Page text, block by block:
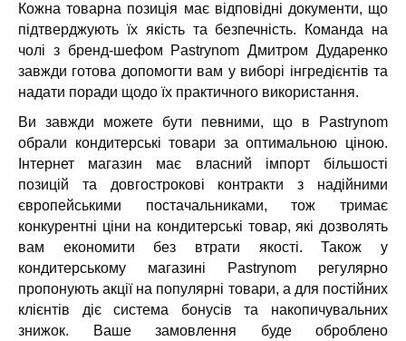
Кожна товарна позиція має відповідні документи, що
підтверджують їх якість та безпечність. Команда на
чолі з бренд-шефом Pastrynom Дмитром Дударенко
завжди готова допомогти вам у виборі інгредієнтів та
надати поради щодо їх практичного використання.
Ви завжди можете бути певними, що в Pastrynom
обрали кондитерські товари за оптимальною ціною.
Інтернет магазин має власний імпорт більшості
позицій та довгострокові контракти з надійними
європейськими постачальниками, тож тримає
конкурентні ціни на кондитерські товар, які дозволять
вам економити без втрати якості. Також у
кондитерському магазині Pastrynom регулярно
пропонують акції на популярні товари, а для постійних
клієнтів діє система бонусів та накопичувальних
знижок. Ваше замовлення буде оброблено